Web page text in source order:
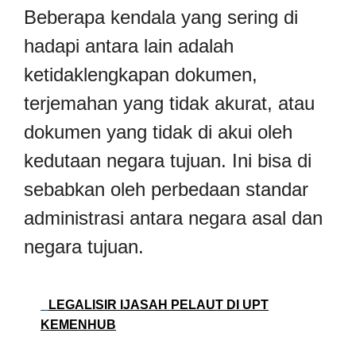
Beberapa kendala yang sering di
hadapi antara lain adalah
ketidaklengkapan dokumen,
terjemahan yang tidak akurat, atau
dokumen yang tidak di akui oleh
kedutaan negara tujuan. Ini bisa di
sebabkan oleh perbedaan standar
administrasi antara negara asal dan
negara tujuan.
LEGALISIR IJASAH PELAUT DI UPT
KEMENHUB